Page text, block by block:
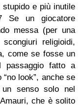
stupido e più inutile
Se un giocatore
messa (per una
religioidi,
come se fosse un
passaggio fatto a
look”, anche se
senso solo nel
che è solito